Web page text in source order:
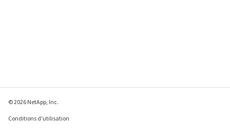
© 2026 NetApp, Inc.
Conditions d'utilisation